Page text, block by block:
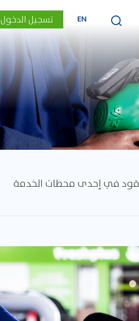
EN تسجيل الدخول
في إحدى محطات الخدمة